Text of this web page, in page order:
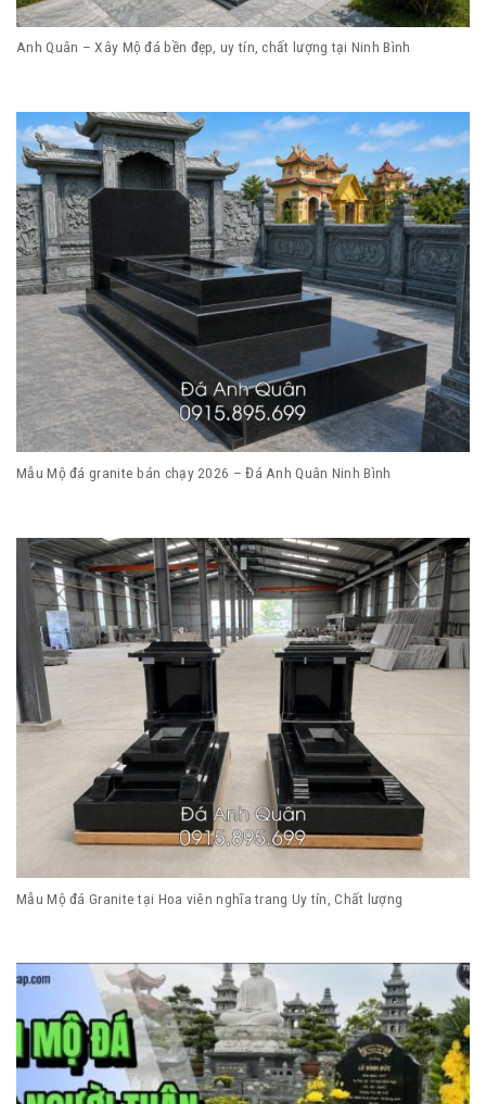
Anh Quân – Xây Mộ đá bền đẹp, uy tín, chất lượng tại Ninh Bình
Mẫu Mộ đá granite bán chạy 2026 – Đá Anh Quân Ninh Bình
Mẫu Mộ đá Granite tại Hoa viên nghĩa trang Uy tín, Chất lượng